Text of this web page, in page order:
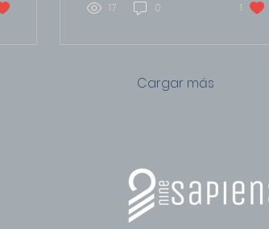
17 0 1
Cargar más